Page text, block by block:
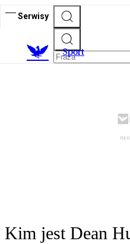
Serwisy
Sport
Kim jest Dean